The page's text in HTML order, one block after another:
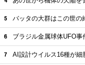
バッタの大群はこの世の
ブラジル金属球体UFO
AI設計ウイルス16種が細